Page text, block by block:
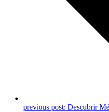
previous post: Descubrir